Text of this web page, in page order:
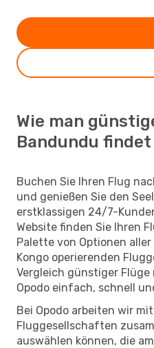
Wie man
Bandundu findet
Buchen Sie Ihren Flug
und genießen Sie den
erstklassigen 24/7-
Website finden Sie Ihren
Palette von Optionen
Kongo operierenden
Vergleich günstiger
Opodo einfach, schnell
Bei Opodo arbeiten wir
Fluggesellschaften
auswählen können, die